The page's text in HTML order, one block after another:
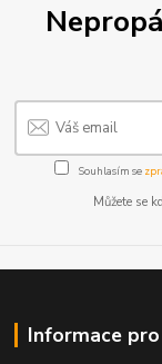
Souhlasím se
Můžete se
Informace